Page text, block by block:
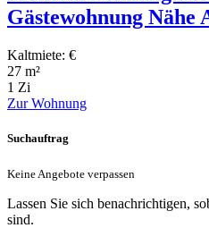
Gästewohnung Nähe
Kaltmiete: €
27 m²
1 Zi
Zur Wohnung
Suchauftrag
Keine Angebote verpassen
Lassen Sie sich benachrichtigen,
sind.